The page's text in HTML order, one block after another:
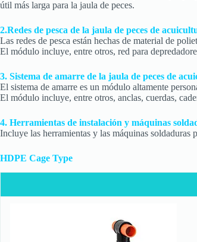
útil más larga para la jaula de peces.
2.Redes de pesca de la jaula de peces de
Las redes de pesca están hechas de material de
El módulo incluye, entre otros, red para
3. Sistema de amarre de la jaula de peces de
El sistema de amarre es un módulo altamente
El módulo incluye, entre otros, anclas, cuerdas,
4. Herramientas de instalación y máquinas
Incluye las herramientas y las máquinas soldaduras
HDPE Cage Type